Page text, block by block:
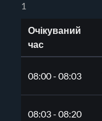
1
Очікуваний
час
08:00 - 08:03
08:03 - 08:20